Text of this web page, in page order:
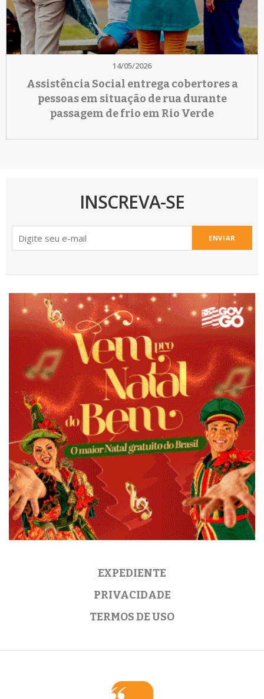
14/05/2026
Assistência Social entrega cobertores a
pessoas em situação de rua durante
passagem de frio em Rio Verde
INSCREVA-SE
ENVIAR
EXPEDIENTE
PRIVACIDADE
TERMOS DE USO